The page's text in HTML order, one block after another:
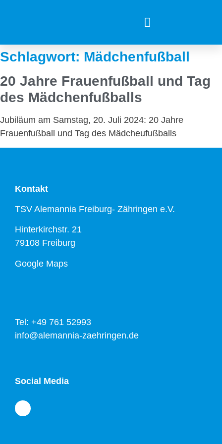
Schlagwort: Mädchenfußball
20 Jahre Frauenfußball und Tag
des Mädchenfußballs
Jubiläum am Samstag, 20. Juli 2024: 20 Jahre
Frauenfußball und Tag des Mädcheufußballs
Kontakt
TSV Alemannia Freiburg- Zähringen e.V.
Hinterkirchstr. 21
79108 Freiburg
Google Maps
Tel: +49 761 52993
info@alemannia-zaehringen.de
Social Media